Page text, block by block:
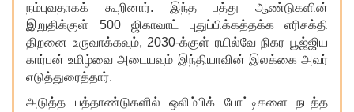
நம்புவதாகக் கூறினார். இந்த பத்து ஆண்டுகளின்
இறுதிக்குள் 500 ஜிகாவாட் புதுப்பிக்கத்தக்க எரிசக்தி
திறனை உருவாக்கவும், 2030-க்குள் ரயில்வே நிகர பூஜ்ஜிய
கார்பன் உமிழ்வை அடையவும் இந்தியாவின் இலக்கை அவர்
எடுத்துரைத்தார்.
அடுத்த பத்தாண்டுகளில் ஒலிம்பிக் போட்டிகளை நடத்த